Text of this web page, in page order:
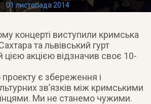
01 листопада 2014
концерті виступили кримська
та львівський гурт
цією акцією відзначив своє 10-
є збереження і
зв’язків між кримськими
Ми не станемо чужими.